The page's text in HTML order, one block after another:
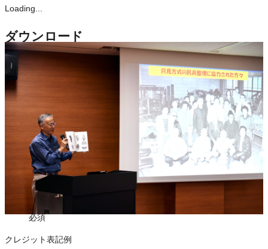
Loading...
ダウンロード
この画像は、営利・非営利を問わずご利用いただけます。トリミン
グ・色変更などの改変も可能です。クレジット表記は必須です。
※本サイトの も適用されます。
営利利用
可
クレジット表記
必須
クレジット表記例